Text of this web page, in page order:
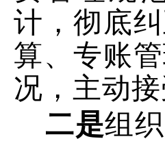
计，彻底
算、专账
况，主动接
二是组